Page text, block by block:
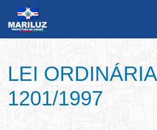
LEI ORDINÁRIA
1201/1997